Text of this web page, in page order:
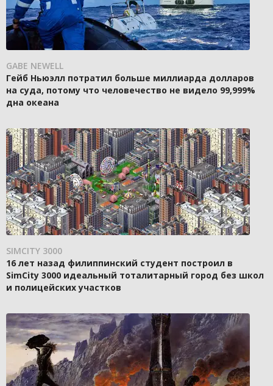
GABE NEWELL
Гейб Ньюэлл потратил больше миллиарда долларов
на суда, потому что человечество не видело 99,999%
дна океана
SIMCITY 3000
16 лет назад филиппинский студент построил в
SimCity 3000 идеальный тоталитарный город без школ
и полицейских участков